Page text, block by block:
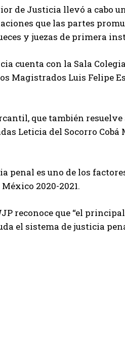
de Justicia llevó a cabo
que las partes
y juezas de primera
cuenta con la Sala
Magistrados Luis Felipe
que también
Leticia del Socorro Cobá
penal es uno de los
2020-2021.
reconoce que “el
el sistema de justicia